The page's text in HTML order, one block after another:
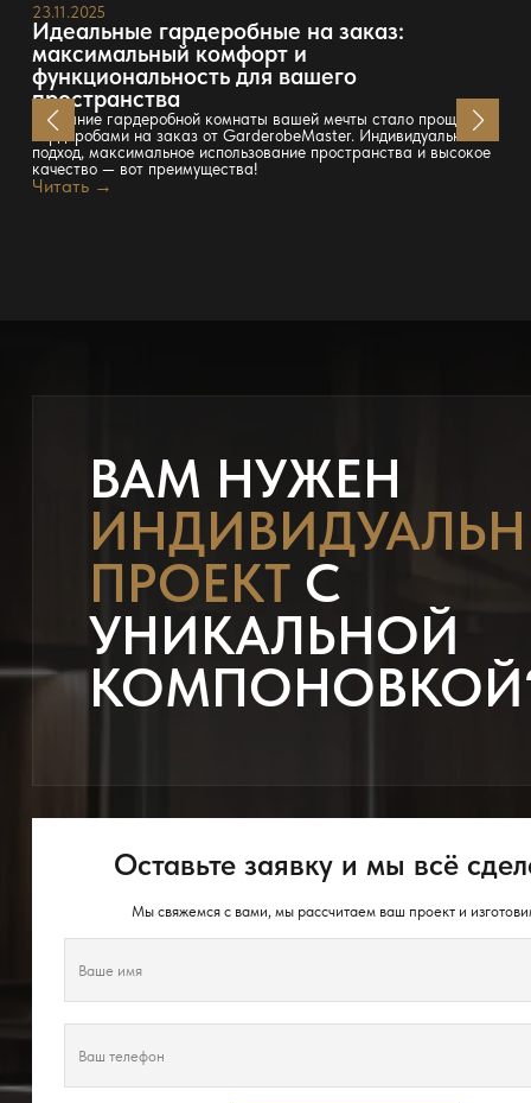
23.11.2025
Идеальные гардеробные на заказ:
максимальный комфорт и
функциональность для вашего
пространства
Создание гардеробной комнаты вашей мечты стало проще с
гардеробами на заказ от GarderobeMaster. Индивидуальный
подход, максимальное использование пространства и высокое
качество — вот преимущества!
Читать →
ВАМ НУЖЕН
ПРОЕКТС
УНИКАЛЬНОЙ
Оставьте заявку и мы всё
Мы свяжемся с вами, мы рассчитаем ваш проект и